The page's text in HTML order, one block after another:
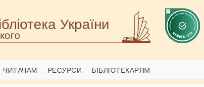
України
ЧИТАЧАМ РЕСУРСИ БІБЛІОТЕКАРЯМ